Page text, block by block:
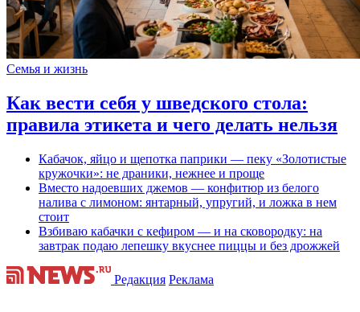
Семья и жизнь
Как вести себя у шведского стола:
правила этикета и чего делать нельзя
Кабачок, яйцо и щепотка паприки — пеку «Золотистые
кружочки»: не драники, нежнее и проще
Вместо надоевших джемов — конфитюр из белого
налива с лимоном: янтарный, упругий, и ложка в нем
стоит
Взбиваю кабачки с кефиром — и на сковородку: на
завтрак подаю лепешку вкуснее пиццы и без дрожжей
Редакция Реклама